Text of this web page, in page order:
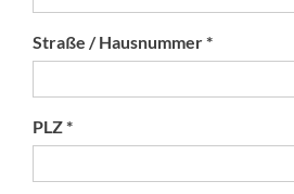
Straße / Hausnummer *
PLZ *